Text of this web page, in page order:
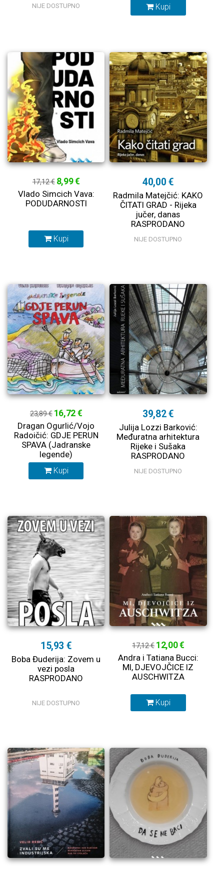
NIJE DOSTUPNO Kupi
17,12 € 8,99 €
Vlado Simcich Vava:
PODUDARNOSTI
Kupi
40,00 €
Radmila Matejčić: KAKO
ČITATI GRAD - Rijeka
jučer, danas
RASPRODANO
NIJE DOSTUPNO
23,89 € 16,72 €
Dragan Ogurlić/Vojo
Radoičić: GDJE PERUN
SPAVA (Jadranske
legende)
Kupi
39,82 €
Julija Lozzi Barković:
Međuratna arhitektura
Rijeke i Sušaka
RASPRODANO
NIJE DOSTUPNO
15,93 €
Boba Đuderija: Zovem u
vezi posla
RASPRODANO
NIJE DOSTUPNO
17,12 € 12,00 €
Andra i Tatiana Bucci:
MI, DJEVOJČICE IZ
AUSCHWITZA
Kupi